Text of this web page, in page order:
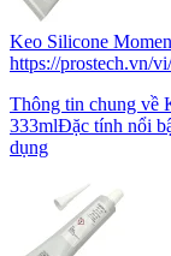
Keo Silicone
https://prostech.vn/
Thông tin chung về
333mlĐặc tính nổi
dụng